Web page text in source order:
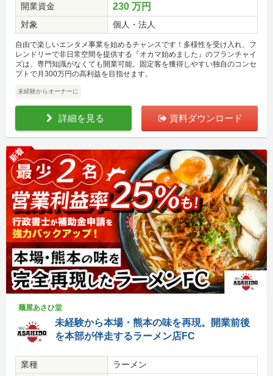
開業資金
230 万円
対象 個人・法人
自由で楽しいエンタメ事業を始めるチャンスです！多様性を受け入れ、フ
レンドリーで非日常空間を提供する『オカマ始めました』のフランチャイ
ズは、専門知識がなくても開業可能。固定客を獲得しやすい独自のコンセ
プトで月300万円の高利益を目指せます。
未経験からオーナーに
詳細を見る 資料ダウンロード
新着
麺屋あさひ堂
未経験から本場・熊本の味を再現。開業前後
を本部が伴走するラーメン店FC
業種
ラーメン